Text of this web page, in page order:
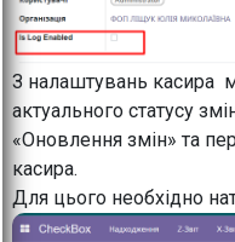
З налаштувань касира
актуального статусу
«Оновлення змін» та
касира.
Для цього необхідно